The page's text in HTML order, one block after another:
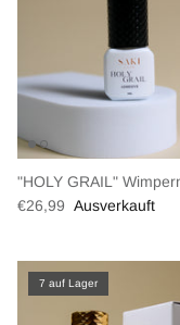
"HOLY GRAIL"
€26,99 Ausverkauft
7 auf Lager